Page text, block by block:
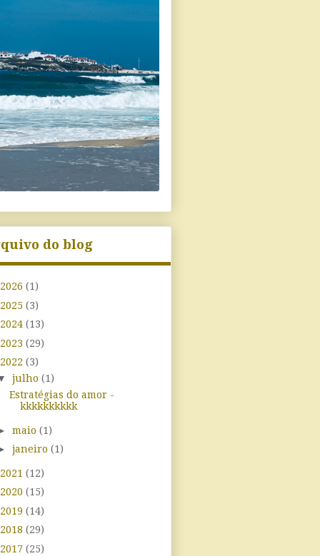
do blog
2026 (1)
2025 (3)
2024 (13)
2023 (29)
2022 (3)
julho (1)
Estratégias do amor -
kkkkkkkkkk
maio (1)
janeiro (1)
2021 (12)
2020 (15)
2019 (14)
2018 (29)
2017 (25)